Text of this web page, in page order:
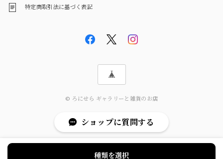
特定商取引法に基づく表記
© ろにせら ギャラリーと雑貨のお店
種類を選択
ショップに質問する